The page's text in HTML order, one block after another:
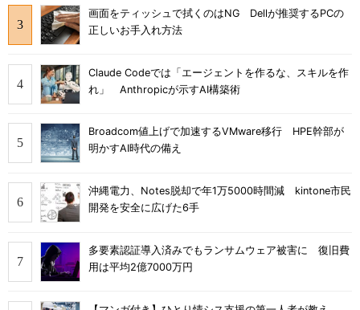
画面をティッシュで拭くのはNG Dellが推奨するPCの
正しいお手入れ方法
Claude Codeでは「エージェントを作るな、スキルを作
れ」 Anthropicが示すAI構築術
Broadcom値上げで加速するVMware移行 HPE幹部が
明かすAI時代の備え
沖縄電力、Notes脱却で年1万5000時間減 kintone市民
開発を安全に広げた6手
多要素認証導入済みでもランサムウェア被害に 復旧費
用は平均2億7000万円